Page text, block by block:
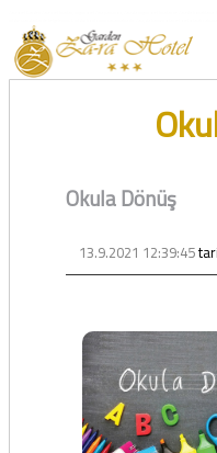
Okula Dönüş
13.9.2021 12:39:45